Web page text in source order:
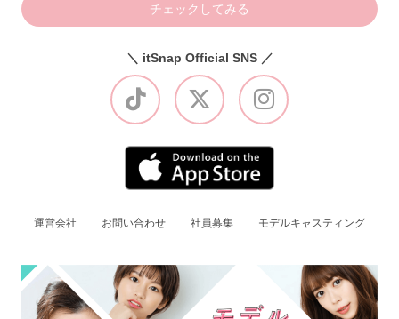
チェックしてみる
＼ itSnap Official SNS ／
運営会社 お問い合わせ 社員募集 モデルキャスティング